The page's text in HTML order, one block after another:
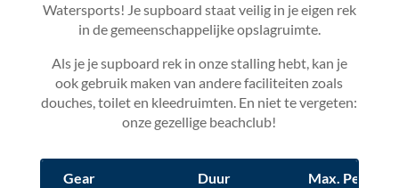
Watersports! Je supboard staat veilig in je eigen rek
in de gemeenschappelijke opslagruimte.
Als je je supboard rek in onze stalling hebt, kan je
ook gebruik maken van andere faciliteiten zoals
douches, toilet en kleedruimten. En niet te vergeten:
onze gezellige beachclub!
Gear Duur
Max. Pers.